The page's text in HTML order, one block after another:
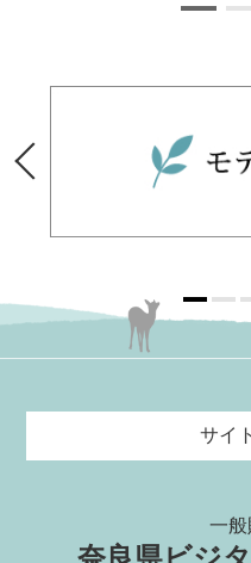
サイ
一般